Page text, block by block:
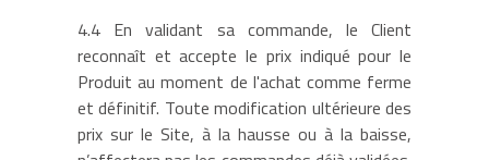
4.4 En validant sa commande, le Client
reconnaît et accepte le prix indiqué pour le
Produit au moment de l'achat comme ferme
et définitif. Toute modification ultérieure des
prix sur le Site, à la hausse ou à la baisse,